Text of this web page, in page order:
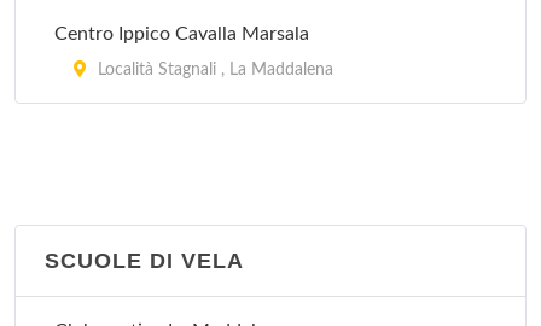
Centro Ippico Cavalla Marsala
Località Stagnali , La Maddalena
SCUOLE DI VELA